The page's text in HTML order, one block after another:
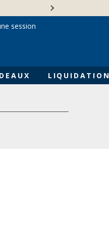
LIQUIDATION
session